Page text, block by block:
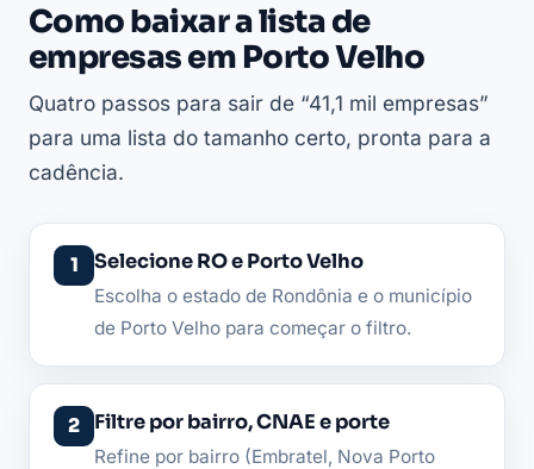
Como baixar a lista de
empresas em Porto Velho
Quatro passos para sair de “41,1 mil empresas”
para uma lista do tamanho certo, pronta para a
cadência.
Selecione RO e Porto Velho
Escolha o estado de Rondônia e o município
de Porto Velho para começar o filtro.
Filtre por bairro, CNAE e porte
Refine por bairro (Embratel, Nova Porto